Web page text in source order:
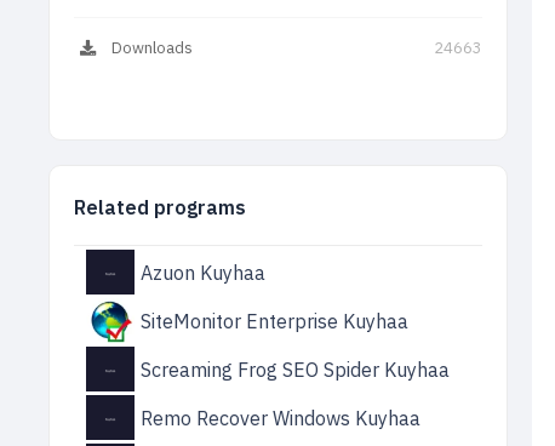
Downloads 24663
Related programs
Azuon Kuyhaa
SiteMonitor Enterprise Kuyhaa
Screaming Frog SEO Spider Kuyhaa
Remo Recover Windows Kuyhaa